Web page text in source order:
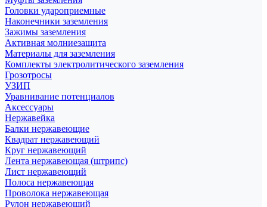
Головки удароприемные
Наконечники заземления
Зажимы заземления
Активная молниезащита
Материалы для заземления
Комплекты электролитического заземления
Грозотросы
УЗИП
Уравнивание потенциалов
Аксессуары
Нержавейка
Балки нержавеющие
Квадрат нержавеющий
Круг нержавеющий
Лента нержавеющая (штрипс)
Лист нержавеющий
Полоса нержавеющая
Проволока нержавеющая
Рулон нержавеющий